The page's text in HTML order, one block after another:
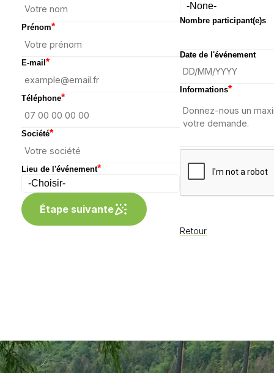
Prénom*
E-mail *
Téléphone*
Société*
Lieu de l'événement*
Étape suivante
Nombre participant(e)s
Date de l'événement
Informations*
Retour